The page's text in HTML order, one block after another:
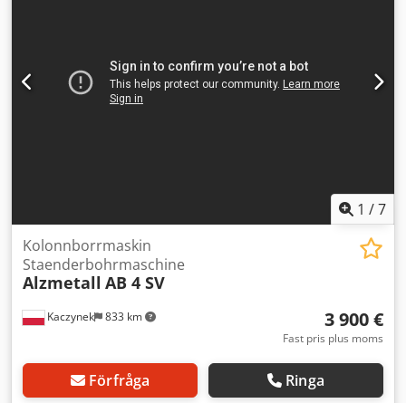
Maskinmått ca LxBxH: 1,2 x 0,95 x 2,35 m Chsdpfxsvpfzye
Ad Sja Manövrering via styrpanel och/eller fotpedal
Gängskärning mekanisk Inkl. skruvstycke
1 /7
Kaczynek 833 km
Kolonnborrmaskin
Staenderbohrmaschine
Alzmetall AB 4 SV
3 900 €
Fast pris plus moms
Förfråga Ringa